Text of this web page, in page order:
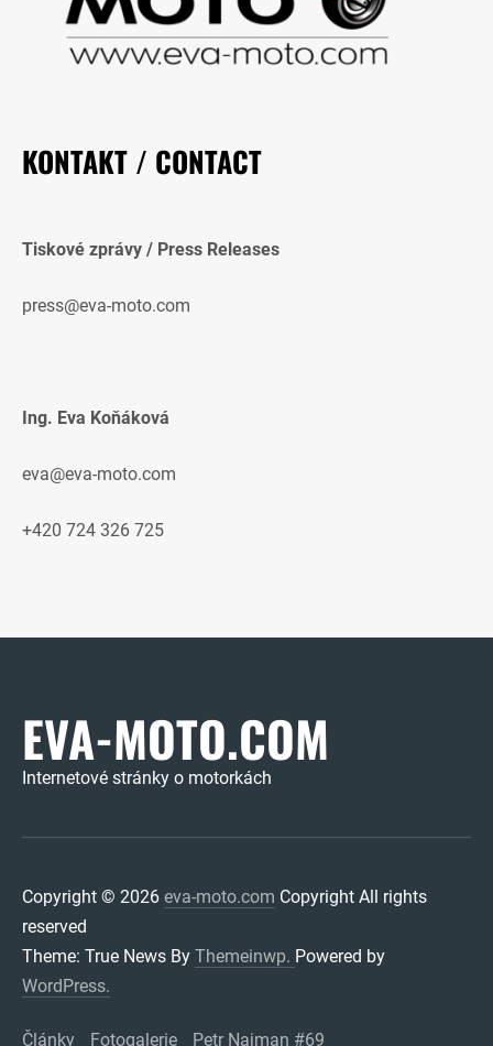
KONTAKT / CONTACT
Tiskové zprávy / Press Releases
press@eva-moto.com
Ing. Eva Koňáková
eva@eva-moto.com
+420 724 326 725
EVA-MOTO.COM
Internetové stránky o motorkách
Copyright © 2026 eva-moto.com Copyright All rights
reserved
Theme: True News By Themeinwp. Powered by
WordPress.
Články Fotogalerie Petr Najman #69